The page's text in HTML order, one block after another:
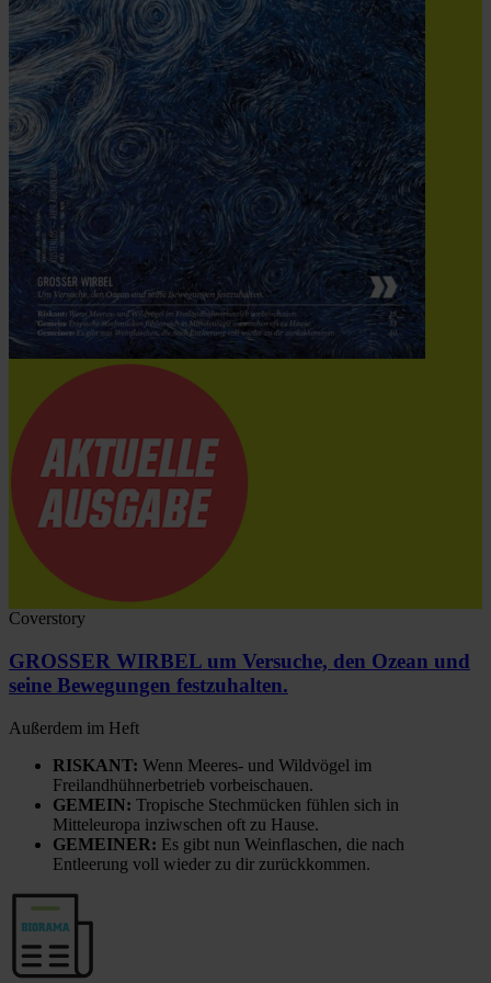
Coverstory
GROSSER WIRBEL um Versuche, den Ozean und
seine Bewegungen festzuhalten.
Außerdem im Heft
RISKANT: Wenn Meeres- und Wildvögel im
Freilandhühnerbetrieb vorbeischauen.
GEMEIN: Tropische Stechmücken fühlen sich in
Mitteleuropa inziwschen oft zu Hause.
GEMEINER: Es gibt nun Weinflaschen, die nach
Entleerung voll wieder zu dir zurückkommen.